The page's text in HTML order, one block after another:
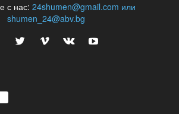
с нас: 24shumen@gmail.com или
shumen_24@abv.bg